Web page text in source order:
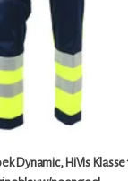
Dynamic, HiVis Klasse